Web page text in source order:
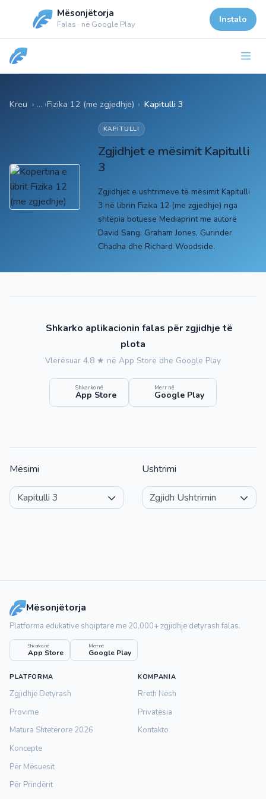
Mësonjëtorja
Falas · në Google Play Instalo
Kreu Fizika 12 (me zgjedhje) › Kapitulli 3
KAPITULLI
Zgjidhjet e mësimit Kapitulli
3
Zgjidhjet e ushtrimeve të mësimit Kapitulli
3 në librin Fizika 12 (me zgjedhje) nga
shtëpia botuese Mediaprint me autorë
David Sang, Graham Jones, Gurinder
Chadha dhe Richard Woodside.
Shkarko aplikacionin falas për zgjidhje të
plota
Vlerësuar 4.8 ★ në App Store dhe Google Play
Shkarko në
App Store
Merr në
Google Play
Mësimi Ushtrimi
Mësonjëtorja
Platforma edukative shqiptare me 20,000+ zgjidhje detyrash falas.
Shkarko në
App Store
Merr në
Google Play
PLATFORMA
Zgjidhje Detyrash
Provime
Matura Shtetërore 2026
Koncepte
Për Mësuesit
Për Prindërit
KOMPANIA
Rreth Nesh
Privatësia
Kontakto